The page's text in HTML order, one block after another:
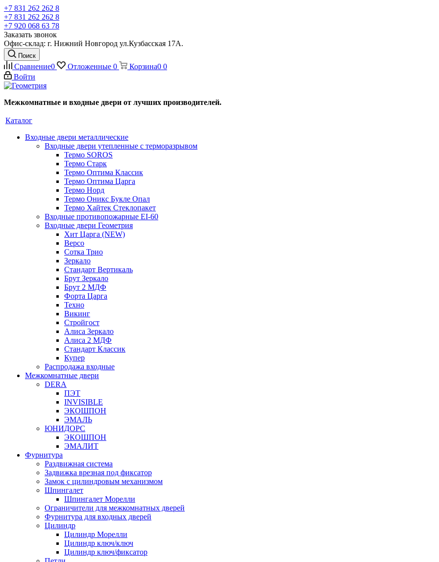
+7 831 262 262 8
+7 831 262 262 8
+7 920 068 63 78
Заказать звонок
Офис-склад: г. Нижний Новгород ул.Кузбасская 17А.
Поиск
Сравнение0 Отложенные 0 Корзина0 0
Войти
Межкомнатные и входные двери от лучших производителей.
Каталог
Входные двери металлические
Входные двери утепленные с терморазрывом
Термо SOROS
Термо Старк
Термо Оптима Классик
Термо Оптима Царга
Термо Норд
Термо Оникс Букле Опал
Термо Хайтек Стеклопакет
Входные противопожарные EI-60
Входные двери Геометрия
Хит Царга (NEW)
Версо
Сотка Трио
Зеркало
Стандарт Вертикаль
Брут Зеркало
Брут 2 МДФ
Форта Царга
Техно
Викинг
Стройгост
Алиса Зеркало
Алиса 2 МДФ
Стандарт Классик
Купер
Распродажа входные
Межкомнатные двери
DERA
ПЭТ
INVISIBLE
ЭКОШПОН
ЭМАЛЬ
ЮНИДОРС
ЭКОШПОН
ЭМАЛИТ
Фурнитура
Раздвижная система
Задвижка врезная под фиксатор
Замок с цилиндровым механизмом
Шпингалет
Шпингалет Морелли
Ограничители для межкомнатных дверей
Фурнитура для входных дверей
Цилиндр
Цилиндр Морелли
Цилиндр ключ/ключ
Цилиндр ключ/фиксатор